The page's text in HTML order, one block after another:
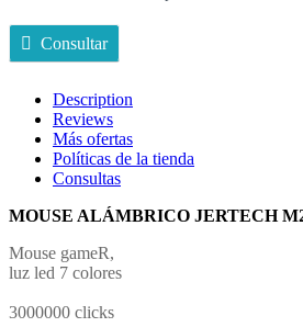
warwick
quantityConsultar
Description
Reviews
Más ofertas
Políticas de la tienda
Consultas
MOUSE ALÁMBRICO JERTECH
Mouse gameR,
luz led 7 colores
3000000 clicks